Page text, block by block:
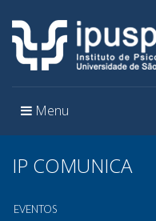
Toggle
Menu
IP COMUNICA
EVENTOS